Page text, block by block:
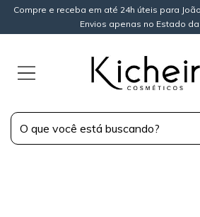
Compre e receba em até 24h úteis para
Envios apenas no Estado